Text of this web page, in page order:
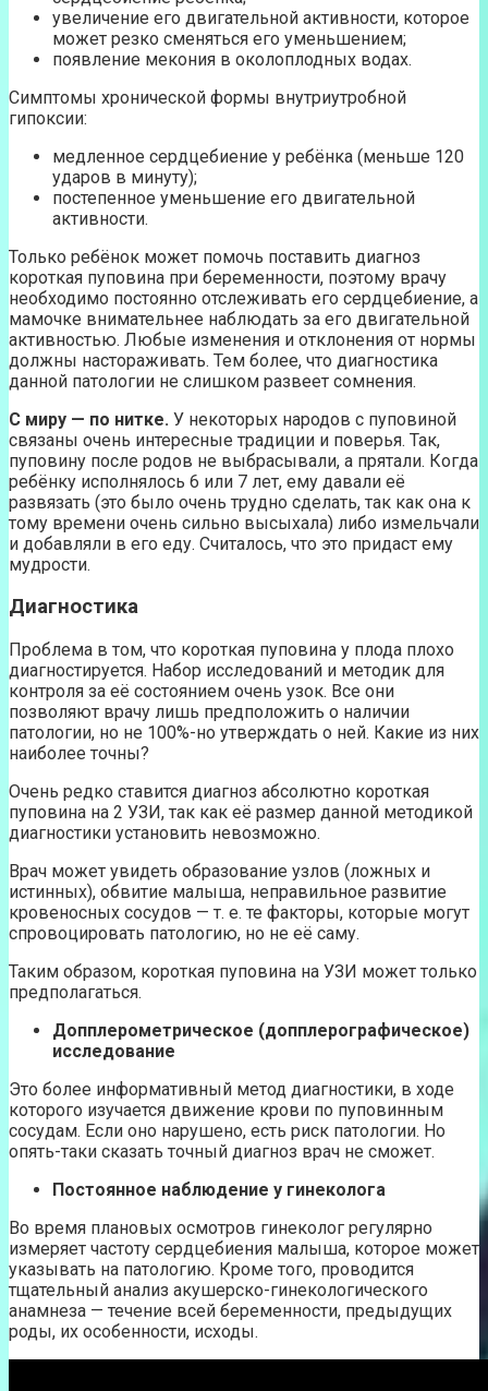
увеличение его двигательной активности, которое
может резко сменяться его уменьшением;
появление мекония в околоплодных водах.
Симптомы хронической формы внутриутробной
гипоксии:
медленное сердцебиение у ребёнка (меньше 120
ударов в минуту);
постепенное уменьшение его двигательной
активности.
Только ребёнок может помочь поставить диагноз
короткая пуповина при беременности, поэтому врачу
необходимо постоянно отслеживать его сердцебиение, а
мамочке внимательнее наблюдать за его двигательной
активностью. Любые изменения и отклонения от нормы
должны настораживать. Тем более, что диагностика
данной патологии не слишком развеет сомнения.
С миру — по нитке. У некоторых народов с пуповиной
связаны очень интересные традиции и поверья. Так,
пуповину после родов не выбрасывали, а прятали. Когда
ребёнку исполнялось 6 или 7 лет, ему давали её
развязать (это было очень трудно сделать, так как она к
тому времени очень сильно высыхала) либо измельчали
и добавляли в его еду. Считалось, что это придаст ему
мудрости.
Диагностика
Проблема в том, что короткая пуповина у плода плохо
диагностируется. Набор исследований и методик для
контроля за её состоянием очень узок. Все они
позволяют врачу лишь предположить о наличии
патологии, но не 100%-но утверждать о ней. Какие из них
наиболее точны?
Очень редко ставится диагноз абсолютно короткая
пуповина на 2 УЗИ, так как её размер данной методикой
диагностики установить невозможно.
Врач может увидеть образование узлов (ложных и
истинных), обвитие малыша, неправильное развитие
кровеносных сосудов — т. е. те факторы, которые могут
спровоцировать патологию, но не её саму.
Таким образом, короткая пуповина на УЗИ может только
предполагаться.
Допплерометрическое (допплерографическое)
исследование
Это более информативный метод диагностики, в ходе
которого изучается движение крови по пуповинным
сосудам. Если оно нарушено, есть риск патологии. Но
опять-таки сказать точный диагноз врач не сможет.
Постоянное наблюдение у гинеколога
Во время плановых осмотров гинеколог регулярно
измеряет частоту сердцебиения малыша, которое может
указывать на патологию. Кроме того, проводится
тщательный анализ акушерско-гинекологического
анамнеза — течение всей беременности, предыдущих
роды, их особенности, исходы.